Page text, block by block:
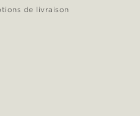
de livraison